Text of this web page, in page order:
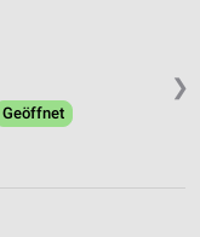
❯
Geöffnet